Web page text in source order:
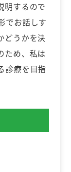
明するので
でお話しす
どうかを決
ため、私は
診療を目指